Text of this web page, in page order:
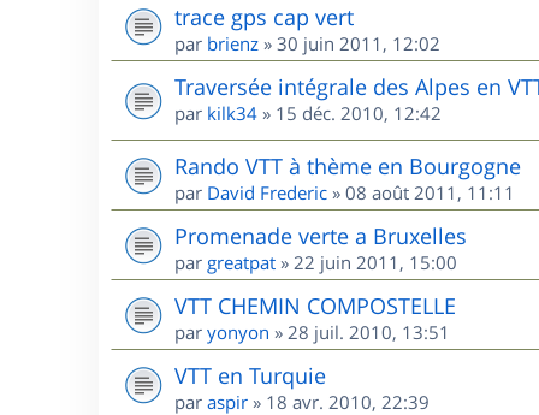
trace gps cap vert
par brienz » 30 juin 2011, 12:02
Traversée intégrale des Alpes en
par kilk34 » 15 déc. 2010, 12:42
Rando VTT à thème en Bourgogne
par David Frederic » 08 août 2011, 11:11
Promenade verte a Bruxelles
par greatpat » 22 juin 2011, 15:00
VTT CHEMIN COMPOSTELLE
par yonyon » 28 juil. 2010, 13:51
VTT en Turquie
par aspir » 18 avr. 2010, 22:39